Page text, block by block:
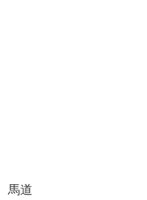
馬道